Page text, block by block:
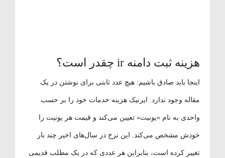
هزینه ثبت دامنه ir چقدر است؟
اینجا باید صادق باشیم: هیچ عدد ثابتی برای نوشتن در یک
مقاله وجود ندارد. ایرنیک هزینه خدمات خود را بر حسب
واحدی به نام «یونیت» تعیین می‌کند و قیمت هر یونیت را
خودش مشخص می‌کند. این نرخ در سال‌های اخیر چند بار
تغییر کرده است، بنابراین هر عددی که در یک مطلب قدیمی